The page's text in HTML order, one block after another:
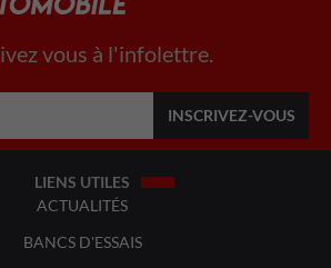
vous à l'infolettre.
LIENS UTILES
ACTUALITÉS
BANCS D'ESSAIS